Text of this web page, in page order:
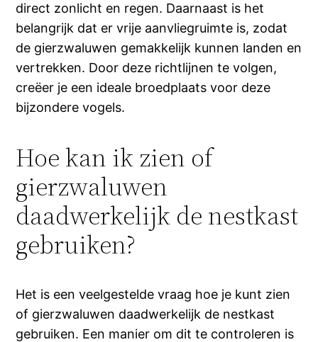
direct zonlicht en regen. Daarnaast is het
belangrijk dat er vrije aanvliegruimte is, zodat
de gierzwaluwen gemakkelijk kunnen landen en
vertrekken. Door deze richtlijnen te volgen,
creëer je een ideale broedplaats voor deze
bijzondere vogels.
Hoe kan ik zien of
gierzwaluwen
daadwerkelijk de nestkast
gebruiken?
Het is een veelgestelde vraag hoe je kunt zien
of gierzwaluwen daadwerkelijk de nestkast
gebruiken. Een manier om dit te controleren is